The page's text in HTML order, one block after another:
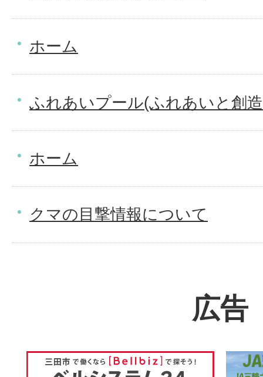
ホーム
ふれあいプール(ふれあいと創
ホーム
クマの目撃情報について
広告